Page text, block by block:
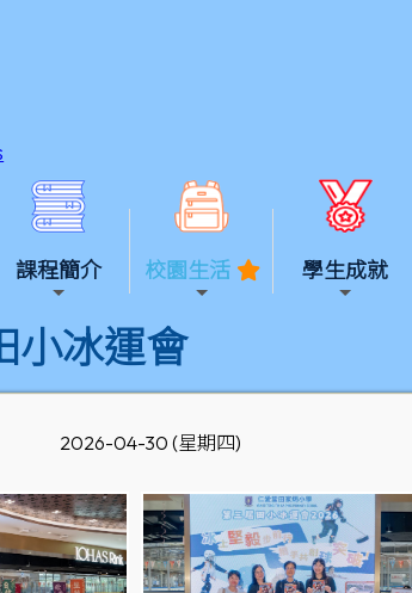
課程簡介 校園生活 學生成就
小冰運會
2026-04-30 (星期四)